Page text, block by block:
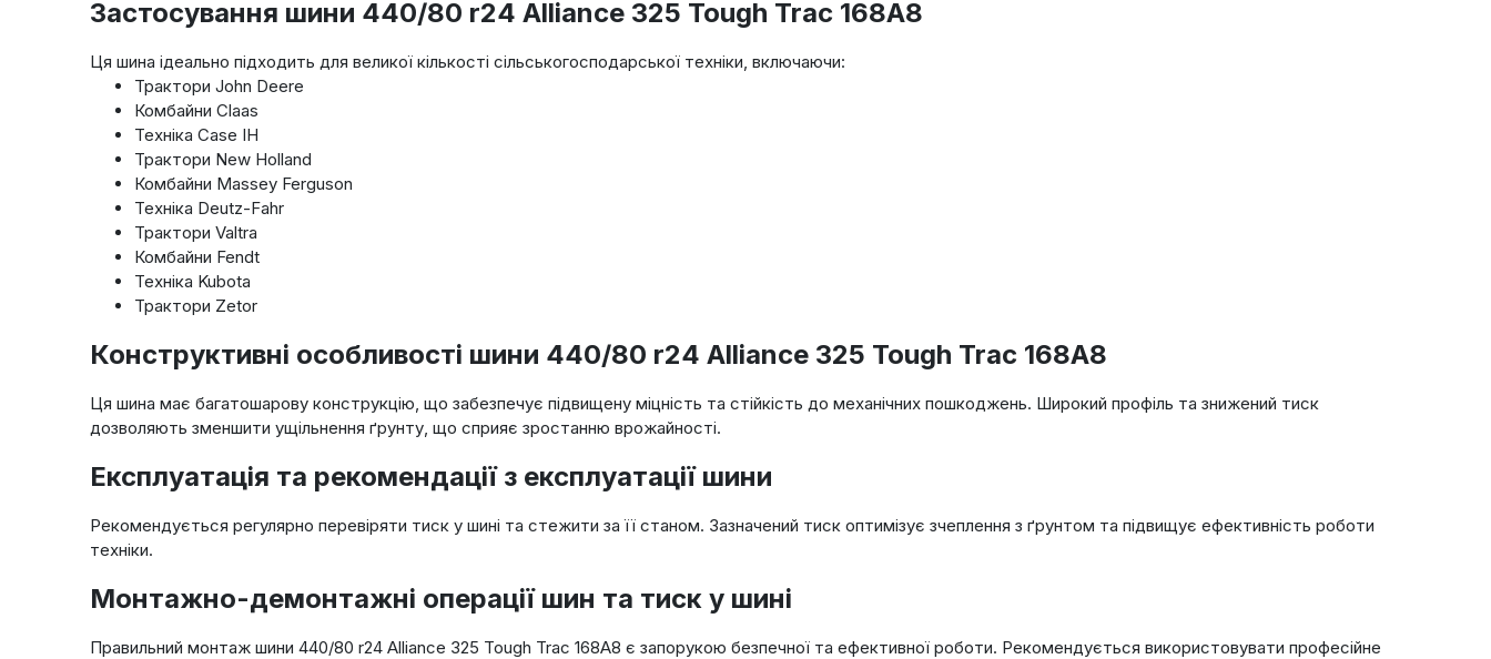
Застосування шини 440/80 r24 Alliance 325 Tough Trac 168A8
Ця шина ідеально підходить для великої кількості сільськогосподарської техніки, включаючи:
Трактори John Deere
Комбайни Claas
Техніка Case IH
Трактори New Holland
Комбайни Massey Ferguson
Техніка Deutz-Fahr
Трактори Valtra
Комбайни Fendt
Техніка Kubota
Трактори Zetor
Конструктивні особливості шини 440/80 r24 Alliance 325 Tough Trac 168A8
Ця шина має багатошарову конструкцію, що забезпечує підвищену міцність та стійкість до механічних пошкоджень. Широкий профіль та знижений тиск
дозволяють зменшити ущільнення ґрунту, що сприяє зростанню врожайності.
Експлуатація та рекомендації з експлуатації шини
Рекомендується регулярно перевіряти тиск у шині та стежити за її станом. Зазначений тиск оптимізує зчеплення з ґрунтом та підвищує ефективність роботи
техніки.
Монтажно-демонтажні операції шин та тиск у шині
Правильний монтаж шини 440/80 r24 Alliance 325 Tough Trac 168A8 є запорукою безпечної та ефективної роботи. Рекомендується використовувати професійне